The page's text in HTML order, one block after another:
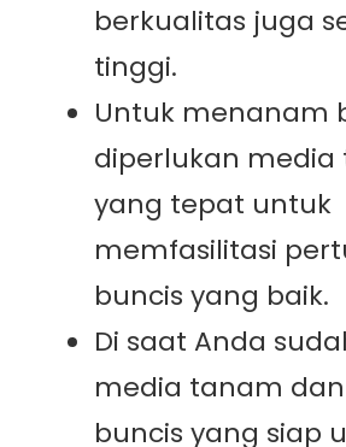
berkualitas juga
tinggi.
Untuk menanam
diperlukan media
yang tepat untuk
memfasilitasi
buncis yang baik.
Di saat Anda
media tanam
buncis yang siap